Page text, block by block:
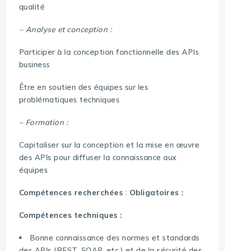
qualité
– Analyse et conception :
Participer à la conception fonctionnelle des APIs
business
Être en soutien des équipes sur les
problématiques techniques
– Formation :
Capitaliser sur la conception et la mise en œuvre
des APIs pour diffuser la connaissance aux
équipes
Compétences recherchées : Obligatoires :
Compétences techniques :
Bonne connaissance des normes et standards